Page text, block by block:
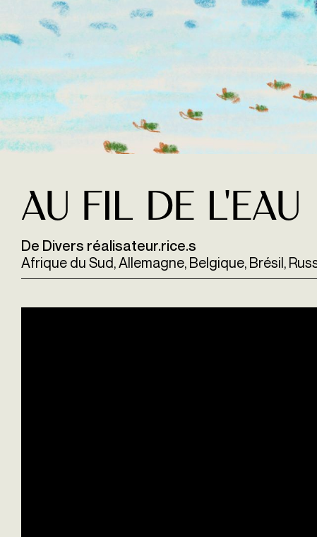
Au fil de l'eau
De Divers réalisateur.rice.s
Afrique du Sud, Allemagne, Belgique, Brésil,